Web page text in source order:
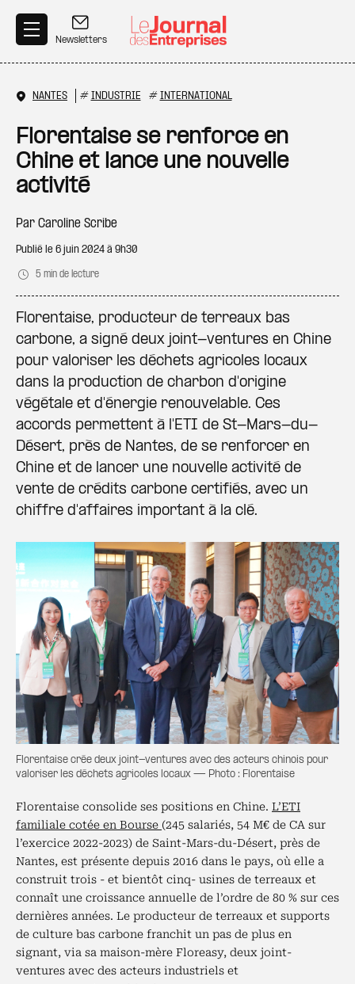
Newsletters
NANTES # INDUSTRIE # INTERNATIONAL
Florentaise se renforce en
Chine et lance une nouvelle
activité
Par Caroline Scribe
Publié le 6 juin 2024 à 9h30
5 min de lecture
Florentaise, producteur de terreaux bas
carbone, a signé deux joint-ventures en Chine
pour valoriser les déchets agricoles locaux
dans la production de charbon d'origine
végétale et d'énergie renouvelable. Ces
accords permettent à l'ETI de St-Mars-du-
Désert, près de Nantes, de se renforcer en
Chine et de lancer une nouvelle activité de
vente de crédits carbone certifiés, avec un
chiffre d'affaires important à la clé.
Florentaise crée deux joint-ventures avec des acteurs chinois pour
valoriser les déchets agricoles locaux — Photo : Florentaise
Florentaise consolide ses positions en Chine. L’ETI
familiale cotée en Bourse (245 salariés, 54 M€ de CA sur
l’exercice 2022-2023) de Saint-Mars-du-Désert, près de
Nantes, est présente depuis 2016 dans le pays, où elle a
construit trois - et bientôt cinq- usines de terreaux et
connaît une croissance annuelle de l’ordre de 80 % sur ces
dernières années. Le producteur de terreaux et supports
de culture bas carbone franchit un pas de plus en
signant, via sa maison-mère Floreasy, deux joint-
ventures avec des acteurs industriels et